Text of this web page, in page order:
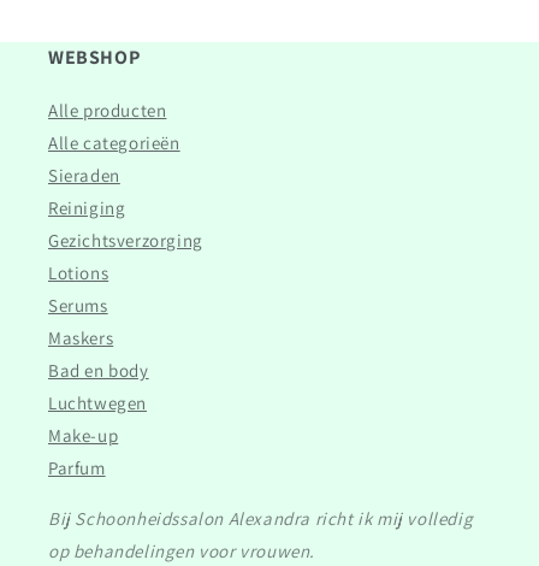
WEBSHOP
Alle producten
Alle categorieën
Sieraden
Reiniging
Gezichtsverzorging
Lotions
Serums
Maskers
Bad en body
Luchtwegen
Make-up
Parfum
Bij Schoonheidssalon Alexandra richt ik mij volledig
op behandelingen voor vrouwen.